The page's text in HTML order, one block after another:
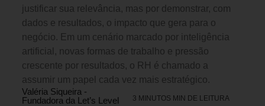
justificar sua relevância, mas por demonstrar, com
dados e resultados, o impacto que gera para o
negócio. Em um cenário marcado por inteligência
artificial, novas formas de trabalho e pressão
crescente por resultados, o RH é chamado a
assumir um papel cada vez mais estratégico.
Valéria Siqueira -
Fundadora da Let’s Level
3 MINUTOS MIN DE LEITURA